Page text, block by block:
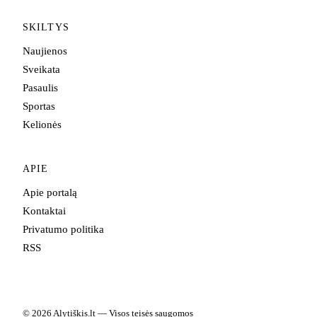
SKILTYS
Naujienos
Sveikata
Pasaulis
Sportas
Kelionės
APIE
Apie portalą
Kontaktai
Privatumo politika
RSS
© 2026 Alytiškis.lt — Visos teisės saugomos